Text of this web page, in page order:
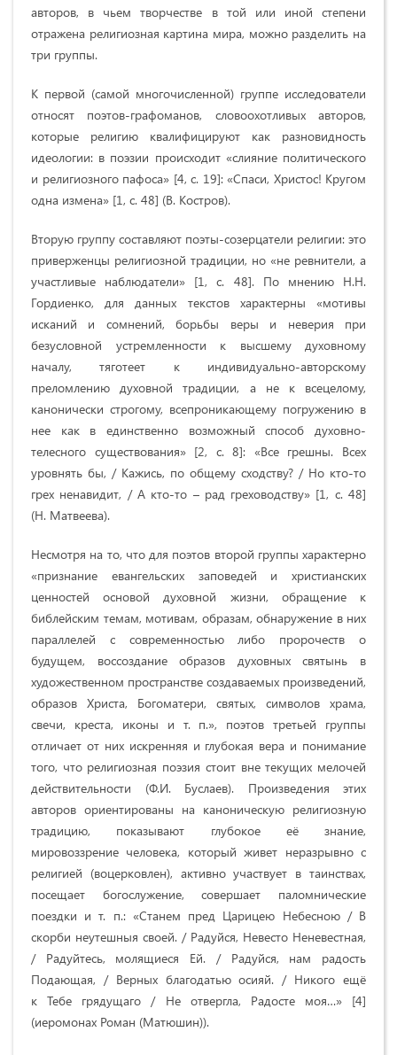
авторов, в чьем творчестве в той или иной степени
отражена религиозная картина мира, можно разделить на
три группы.
К первой (самой многочисленной) группе исследователи
относят поэтов-графоманов, словоохотливых авторов,
которые религию квалифицируют как разновидность
идеологии: в поэзии происходит «слияние политического
и религиозного пафоса» [4, с. 19]: «Спаси, Христос! Кругом
одна измена» [1, с. 48] (В. Костров).
Вторую группу составляют поэты-созерцатели религии: это
приверженцы религиозной традиции, но «не ревнители, а
участливые наблюдатели» [1, с. 48]. По мнению Н.Н.
Гордиенко, для данных текстов характерны «мотивы
исканий и сомнений, борьбы веры и неверия при
безусловной устремленности к высшему духовному
началу, тяготеет к индивидуально-авторскому
преломлению духовной традиции, а не к всецелому,
канонически строгому, всепроникающему погружению в
нее как в единственно возможный способ духовно-
телесного существования» [2, с. 8]: «Все грешны. Всех
уровнять бы, / Кажись, по общему сходству? / Но кто-то
грех ненавидит, / А кто-то – рад греховодству» [1, с. 48]
(Н. Матвеева).
Несмотря на то, что для поэтов второй группы характерно
«признание евангельских заповедей и христианских
ценностей основой духовной жизни, обращение к
библейским темам, мотивам, образам, обнаружение в них
параллелей с современностью либо пророчеств о
будущем, воссоздание образов духовных святынь в
художественном пространстве создаваемых произведений,
образов Христа, Богоматери, святых, символов храма,
свечи, креста, иконы и т. п.», поэтов третьей группы
отличает от них искренняя и глубокая вера и понимание
того, что религиозная поэзия стоит вне текущих мелочей
действительности (Ф.И. Буслаев). Произведения этих
авторов ориентированы на каноническую религиозную
традицию, показывают глубокое её знание,
мировоззрение человека, который живет неразрывно с
религией (воцерковлен), активно участвует в таинствах,
посещает богослужение, совершает паломнические
поездки и т. п.: «Станем пред Царицею Небесною / В
скорби неутешныя своей. / Радуйся, Невесто Неневестная,
/ Радуйтесь, молящиеся Ей. / Радуйся, нам радость
Подающая, / Верных благодатью осияй. / Никого ещё
к Тебе грядущаго / Не отвергла, Радосте моя…» [4]
(иеромонах Роман (Матюшин)).